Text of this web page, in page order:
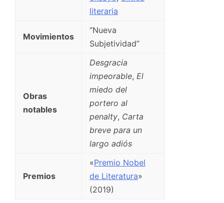
literaria
Movimientos
“Nueva
Subjetividad”
Obras
notables
Desgracia
impeorable, El
miedo del
portero al
penalty, Carta
breve para un
largo adiós
Premios
«Premio Nobel
de Literatura»
(2019)